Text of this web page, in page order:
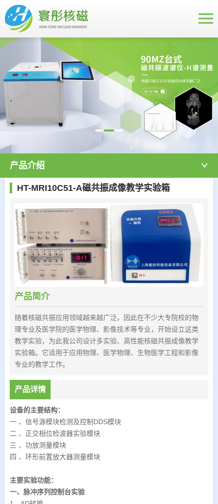
产品介绍
HT-MRI10C51-A磁共振成像教学实验箱
产品简介
随着核磁共振应用领域越来越广泛，因此在不少大专院校的物
理专业及医学院的医学物理、影像技术等专业，开始设立这类
教学实验，为此我公司设计多实验、高性能核磁共振成像教学
实验箱。它适用于应用物理、医学物理、生物医学工程和影像
专业的教学工作。
产品详情
设备的主要结构：
一 、信号源模块检测及控制DDS模块
二 、正交相位检波器实验模块
三 、功放测量模块
四 、环形前置放大器测量模块
主要实验功能：
一、脉冲序列控制台实验